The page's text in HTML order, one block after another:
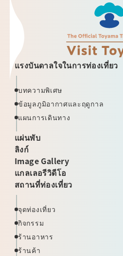
แรงบันดาลใจในการท่องเที่ยว
บทความพิเศษ
ข้อมูลภูมิอากาศและฤดูกาล
แผนการเดินทาง
แผ่นพับ
ลิงก์
Image Gallery
แกลเลอรีวิดีโอ
สถานที่ท่องเที่ยว
จุดท่องเที่ยว
กิจกรรม
ร้านอาหาร
ร้านค้า